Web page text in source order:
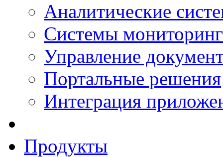
Аналитические
Системы
Управление
Портальные решения
Интеграция
Продукты